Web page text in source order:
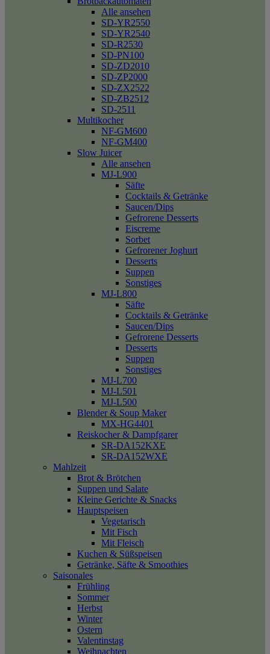
Alle ansehen
SD-YR2550
SD-YR2540
SD-R2530
SD-PN100
SD-ZD2010
SD-ZP2000
SD-ZX2522
SD-ZB2512
SD-2511
Multikocher
NF-GM600
NF-GM400
Slow Juicer
Alle ansehen
MJ-L900
Säfte
Cocktails & Getränke
Saucen/Dips
Gefrorene Desserts
Eiscreme
Sorbet
Gefrorener Joghurt
Desserts
Suppen
Sonstiges
MJ-L800
Säfte
Cocktails & Getränke
Saucen/Dips
Gefrorene Desserts
Desserts
Suppen
Sonstiges
MJ-L700
MJ-L501
MJ-L500
Blender & Soup Maker
MX-HG4401
Reiskocher & Dampfgarer
SR-DA152KXE
SR-DA152WXE
Mahlzeit
Brot & Brötchen
Suppen und Salate
Kleine Gerichte & Snacks
Hauptspeisen
Vegetarisch
Mit Fisch
Mit Fleisch
Kuchen & Süßspeisen
Getränke, Säfte & Smoothies
Saisonales
Frühling
Sommer
Herbst
Winter
Ostern
Valentinstag
Weihnachten